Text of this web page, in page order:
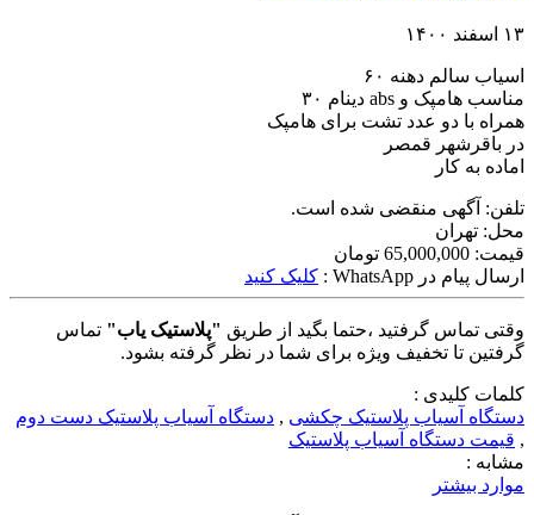
۱۳ اسفند ۱۴۰۰
اسیاب سالم دهنه ۶۰
مناسب هامپک و abs دینام ۳۰
همراه با دو عدد تشت برای هامپک
در باقرشهر قمصر
اماده به کار
تلفن: آگهی منقضی شده است.
محل: تهران
قیمت: 65,000,000 تومان
ارسال پیام در WhatsApp :
کلیک کنید
وقتی تماس گرفتید ،حتما بگید از طریق "پلاستیک یاب" تماس
گرفتین تا تخفیف ویژه برای شما در نظر گرفته بشود.
کلمات کلیدی :
دستگاه آسیاب پلاستیک چکشی , دستگاه آسیاب پلاستیک دست دوم
, قیمت دستگاه آسیاب پلاستیک
مشابه :
موارد بیشتر